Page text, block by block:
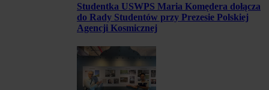
Studentka USWPS Maria Komędera dołącza
do Rady Studentów przy Prezesie Polskiej
Agencji Kosmicznej